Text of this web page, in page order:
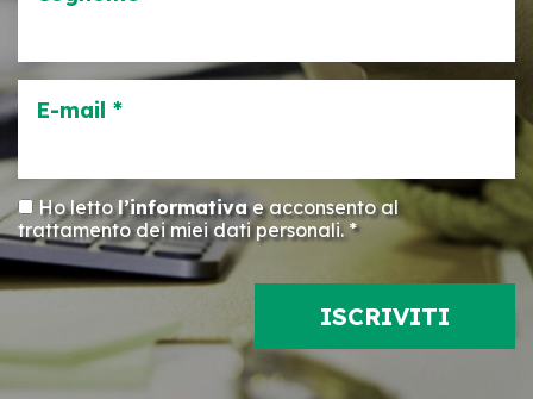
E-mail *
Ho lettol’informativae acconsento al
trattamento dei miei dati personali. *